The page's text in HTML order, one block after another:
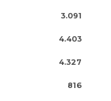
3.091
4.403
4.327
816